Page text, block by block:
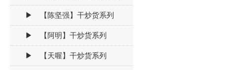
▶ 【陈坚强】干炒货系列
▶ 【阿明】干炒货系列
▶ 【天喔】干炒货系列